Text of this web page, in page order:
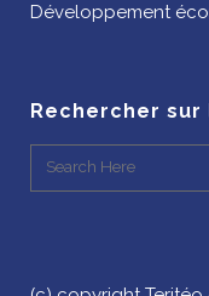
Développement
Rechercher sur